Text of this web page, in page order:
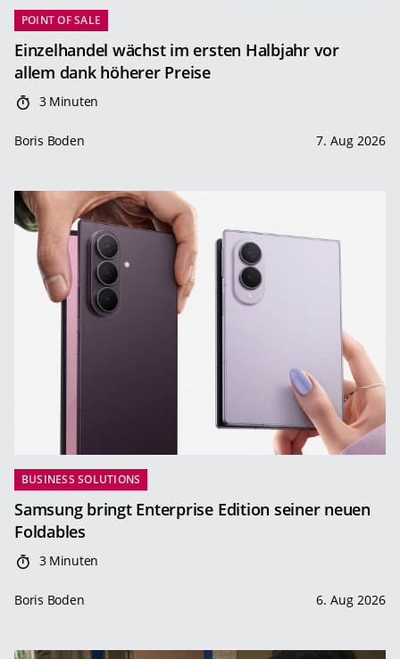
POINT OF SALE
Einzelhandel wächst im ersten Halbjahr vor
allem dank höherer Preise
3 Minuten
Boris Boden 7. Aug 2026
BUSINESS SOLUTIONS
Samsung bringt Enterprise Edition seiner neuen
Foldables
3 Minuten
Boris Boden 6. Aug 2026